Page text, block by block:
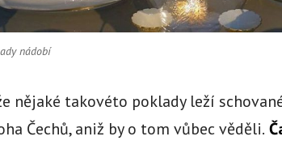
nádobí
nějaké takovéto poklady leží
Čechů, aniž by o tom vůbec věděli.